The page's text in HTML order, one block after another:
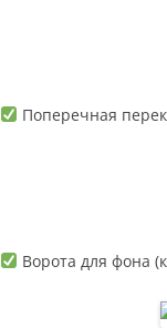
Поперечная
Ворота для фона